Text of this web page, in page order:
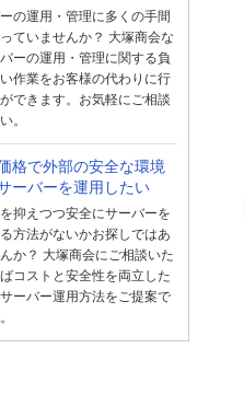
の運用・管理に多くの手間
ていませんか？ 大塚商会な
ーの運用・管理に関する負
作業をお客様の代わりに行
できます。お気軽にご相談
。
格で外部の安全な環境
ーバーを運用したい
抑えつつ安全にサーバーを
方法がないかお探しではあ
か？ 大塚商会にご相談いた
コストと安全性を両立した
ーバー運用方法をご提案で